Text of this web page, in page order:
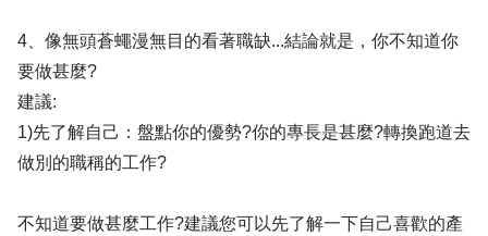
4、像無頭蒼蠅漫無目的看著職缺...結論就是，你不知道你
要做甚麼?
建議:
1)先了解自己：盤點你的優勢?你的專長是甚麼?轉換跑道去
做別的職稱的工作?
不知道要做甚麼工作?建議您可以先了解一下自己喜歡的產